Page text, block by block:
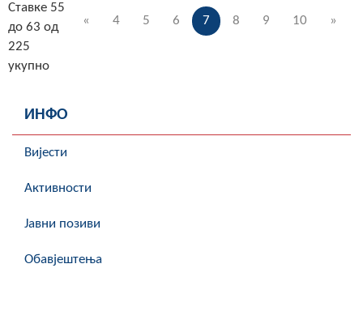
« 4 5 6 7 8 9 10 »
Ставке 55
до 63 од
225
укупно
ИНФО
Вијести
Активности
Јавни позиви
Обавјештења